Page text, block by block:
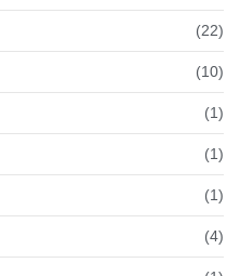
(22)
(10)
(1)
(1)
(1)
(4)